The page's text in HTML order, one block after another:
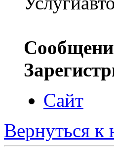
Сайт
Вернуться к